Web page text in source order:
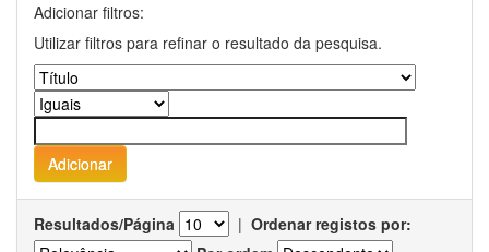
Adicionar filtros:
Utilizar filtros para refinar o resultado da pesquisa.
Resultados/Página | Ordenar registos por: